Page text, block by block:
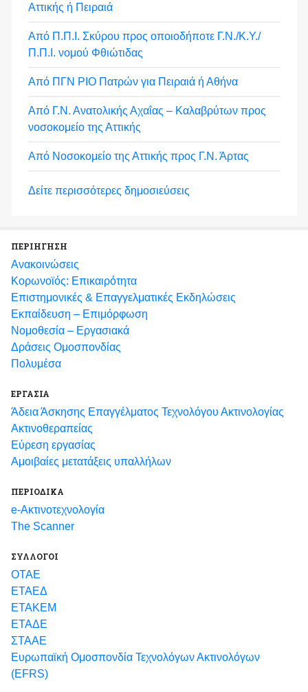
Αττικής ή Πειραιά
Από Π.Π.Ι. Σκύρου προς οποιοδήποτε Γ.Ν./Κ.Υ./
Π.Π.Ι. νομού Φθιώτιδας
Από ΠΓΝ ΡΙΟ Πατρών για Πειραιά ή Αθήνα
Από Γ.Ν. Ανατολικής Αχαΐας – Καλαβρύτων προς
νοσοκομείο της Αττικής
Από Νοσοκομείο της Αττικής προς Γ.Ν. Άρτας
Δείτε περισσότερες δημοσιεύσεις
ΠΕΡΙΗΓΗΣΗ
Ανακοινώσεις
Κορωνοϊός: Επικαιρότητα
Eπιστημονικές & Επαγγελματικές Eκδηλώσεις
Εκπαίδευση – Επιμόρφωση
Νομοθεσία – Εργασιακά
Δράσεις Ομοσπονδίας
Πολυμέσα
ΕΡΓΑΣΙΑ
Άδεια Άσκησης Επαγγέλματος Τεχνολόγου Ακτινολογίας
Ακτινοθεραπείας
Εύρεση εργασίας
Αμοιβαίες μετατάξεις υπαλλήλων
ΠΕΡΙΟΔΙΚΑ
e-Ακτινοτεχνολογία
The Scanner
ΣΥΛΛΟΓΟΙ
ΟΤΑΕ
ΕΤΑΕΔ
ΕΤΑΚΕΜ
ΕΤΑΔΕ
ΣΤΑΑΕ
Ευρωπαϊκή Ομοσπονδία Τεχνολόγων Ακτινολόγων
(EFRS)